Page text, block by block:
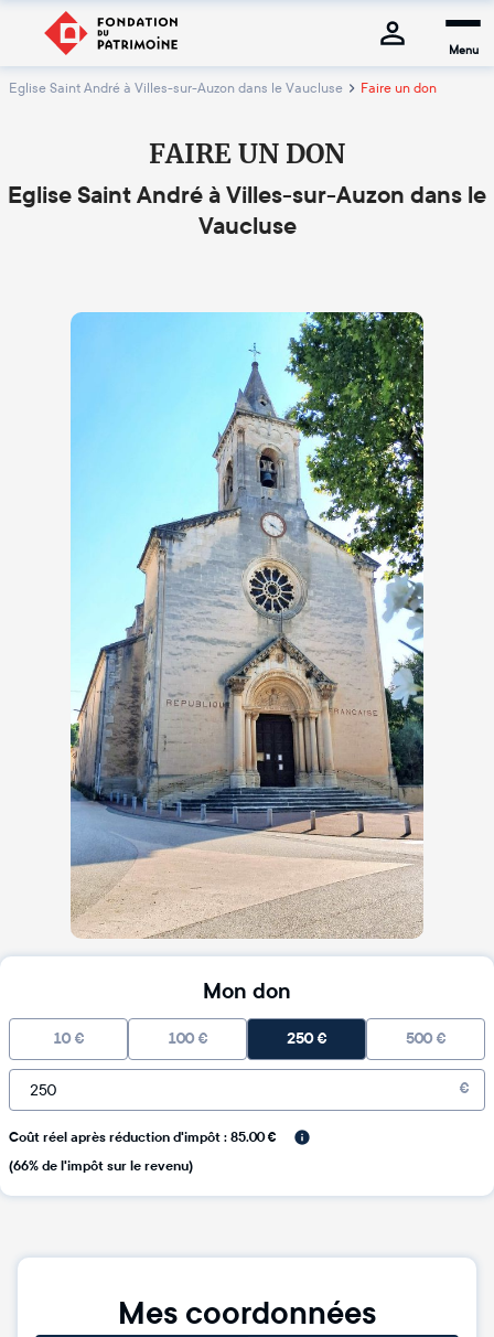
Menu
Eglise Saint André à Villes-sur-Auzon dans le Vaucluse Faire un don
FAIRE UN DON
Eglise Saint André à Villes-sur-Auzon dans le
Vaucluse
Mon don
10 € 100 € 250€ 500 €
€
Coût réel après réduction d'impôt : 85.00 €
(66% de l'impôt sur le revenu)
Mes coordonnées